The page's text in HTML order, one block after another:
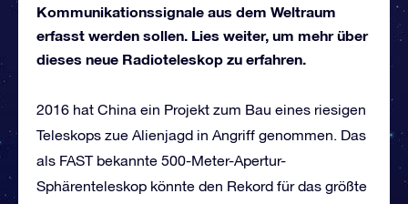
Kommunikationssignale aus dem Weltraum
erfasst werden sollen. Lies weiter, um mehr über
dieses neue Radioteleskop zu erfahren.
2016 hat China ein Projekt zum Bau eines riesigen
Teleskops zue Alienjagd in Angriff genommen. Das
als FAST bekannte 500-Meter-Apertur-
Sphärenteleskop könnte den Rekord für das größte